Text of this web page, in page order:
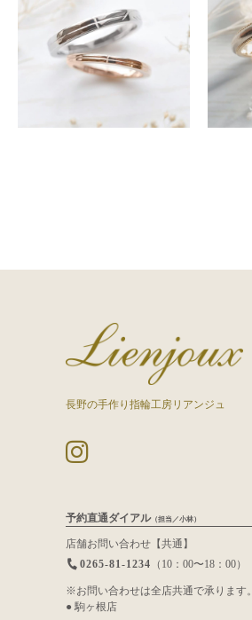
長野の手作り指輪工房リアンジュ
予約直通ダイアル（担当／小林）
店舗お問い合わせ【共通】
0265-81-1234 （10：00〜18：00）
※お問い合わせは全店共通で承ります。
● 駒ヶ根店